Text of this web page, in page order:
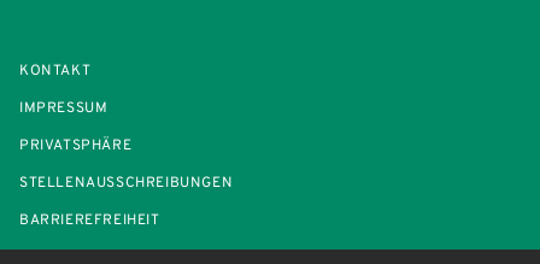
KONTAKT
IMPRESSUM
PRIVATSPHÄRE
STELLENAUSSCHREIBUNGEN
BARRIEREFREIHEIT